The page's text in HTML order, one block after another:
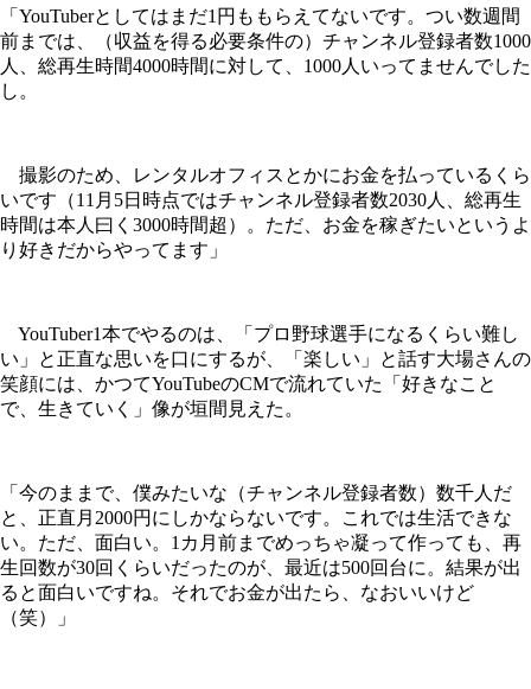
「YouTuberとしてはまだ1円ももらえてないです。つい数週間
前までは、（収益を得る必要条件の）チャンネル登録者数1000
人、総再生時間4000時間に対して、1000人いってませんでした
し。
撮影のため、レンタルオフィスとかにお金を払っているくら
いです（11月5日時点ではチャンネル登録者数2030人、総再生
時間は本人曰く3000時間超）。ただ、お金を稼ぎたいというよ
り好きだからやってます」
YouTuber1本でやるのは、「プロ野球選手になるくらい難し
い」と正直な思いを口にするが、「楽しい」と話す大場さんの
笑顔には、かつてYouTubeのCMで流れていた「好きなこと
で、生きていく」像が垣間見えた。
「今のままで、僕みたいな（チャンネル登録者数）数千人だ
と、正直月2000円にしかならないです。これでは生活できな
い。ただ、面白い。1カ月前までめっちゃ凝って作っても、再
生回数が30回くらいだったのが、最近は500回台に。結果が出
ると面白いですね。それでお金が出たら、なおいいけど
（笑）」